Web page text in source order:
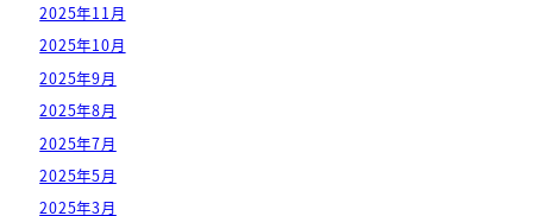
2025年11月
2025年10月
2025年9月
2025年8月
2025年7月
2025年5月
2025年3月